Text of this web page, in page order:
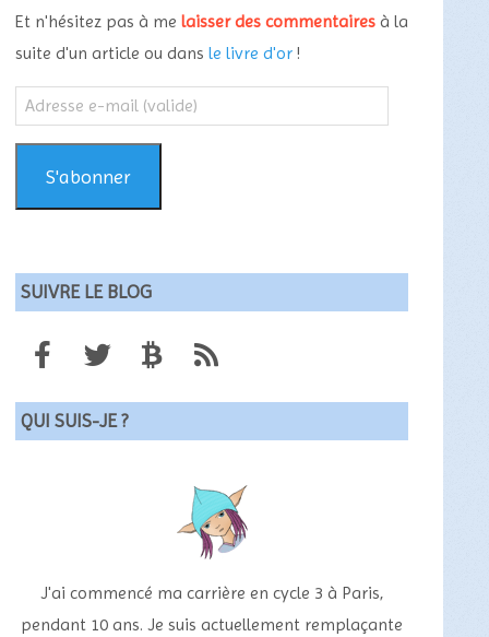
Et n'hésitez pas à me laisser des commentaires à la
suite d'un article ou dans le livre d'or !
Adresse
e-
mail
(valide)S'abonner
SUIVRE LE BLOG
QUI SUIS-JE ?
J'ai commencé ma carrière en cycle 3 à Paris,
pendant 10 ans. Je suis actuellement remplaçante